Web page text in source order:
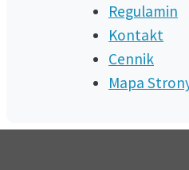
Regulamin
Kontakt
Cennik
Mapa